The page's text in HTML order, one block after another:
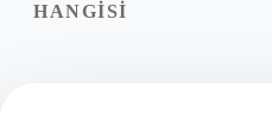
HANGISI